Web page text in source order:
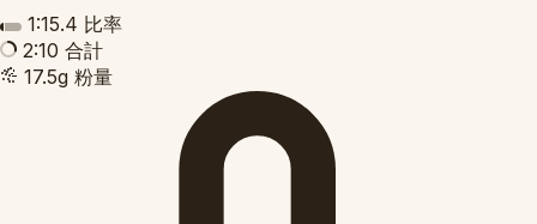
1:15.4 比率
2:10 合計
17.5g 粉量